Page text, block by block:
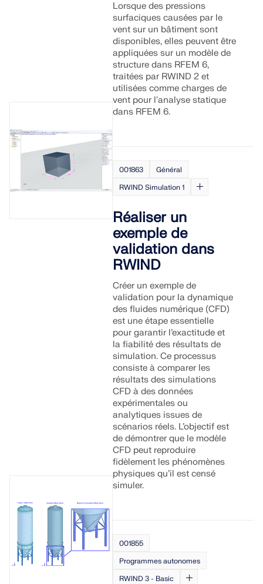
Lorsque des pressions
surfaciques causées par le
vent sur un bâtiment sont
disponibles, elles peuvent être
appliquées sur un modèle de
structure dans RFEM 6,
traitées par RWIND 2 et
utilisées comme charges de
vent pour l'analyse statique
dans RFEM 6.
001863
Général
RWIND Simulation 1
Réaliser un
exemple de
validation dans
RWIND
Créer un exemple de
validation pour la dynamique
des fluides numérique (CFD)
est une étape essentielle
pour garantir l’exactitude et
la fiabilité des résultats de
simulation. Ce processus
consiste à comparer les
résultats des simulations
CFD à des données
expérimentales ou
analytiques issues de
scénarios réels. L’objectif est
de démontrer que le modèle
CFD peut reproduire
fidèlement les phénomènes
physiques qu’il est censé
simuler.
001855
Programmes autonomes
RWIND 3 - Basic